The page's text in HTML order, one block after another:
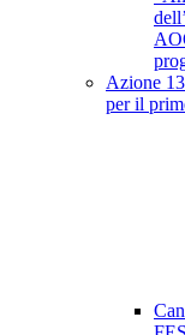
Azione
per il